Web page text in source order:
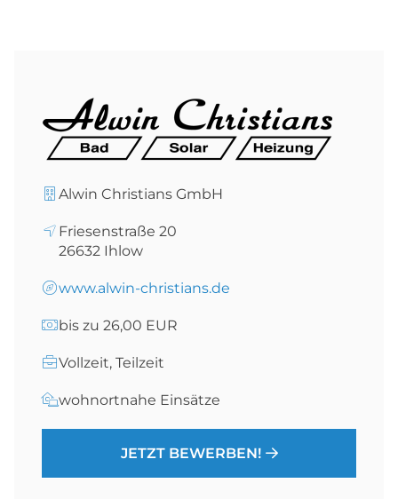
Alwin Christians GmbH
Friesenstraße 20
26632 Ihlow
www.alwin-christians.de
bis zu 26,00 EUR
Vollzeit, Teilzeit
wohnortnahe Einsätze
JETZT BEWERBEN!